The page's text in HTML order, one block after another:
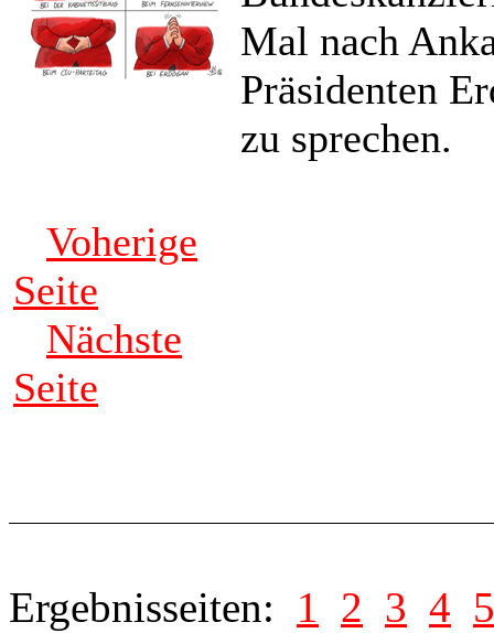
Mal nach
Präsidenten
zu sprechen.
Voherige
Seite
Nächste
Seite
Ergebnisseiten: 1 2 3 4 5